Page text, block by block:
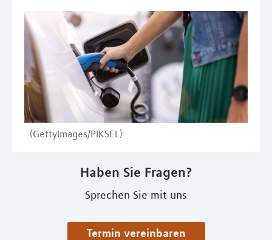
(GettyImages/PIKSEL)
Haben Sie Fragen?
Sprechen Sie mit uns
Termin vereinbaren